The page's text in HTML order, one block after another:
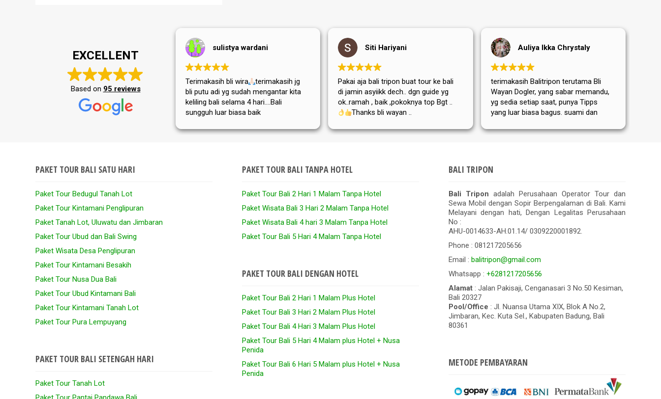
EXCELLENT
Based on 95 reviews
sulistya wardani
Terimakasih bli wira
terimakasih jg
bli putu adi yg sudah mengantar kita
keliling bali selama 4 hari....Bali
sungguh luar biasa baik
tempat wisatanya....semoga tripon
Siti Hariyani
Pakai aja bali tripon buat tour ke bali
di jamin asyiikk dech.. dgn guide yg
ok..ramah , baik ,pokoknya top Bgt ..
Thanks bli wayan ..
Auliya Ikka Chrystaly
terimakasih Balitripon terutama Bli
Wayan Dogler, yang sabar memandu,
yg sedia setiap saat, punya Tipps
yang luar biasa bagus. suami dan
sangat puas dan senang ditemanin
PAKET TOUR BALI SATU HARI
Paket Tour Bedugul Tanah Lot
Paket Tour Kintamani Penglipuran
Paket Tanah Lot, Uluwatu dan Jimbaran
Paket Tour Ubud dan Bali Swing
Paket Wisata Desa Penglipuran
Paket Tour Kintamani Besakih
Paket Tour Nusa Dua Bali
Paket Tour Ubud Kintamani Bali
Paket Tour Kintamani Tanah Lot
Paket Tour Pura Lempuyang
PAKET TOUR BALI SETENGAH HARI
Paket Tour Tanah Lot
PAKET TOUR BALI TANPA HOTEL
Paket Tour Bali 2 Hari 1 Malam Tanpa Hotel
Paket Wisata Bali 3 Hari 2 Malam Tanpa Hotel
Paket Wisata Bali 4 hari 3 Malam Tanpa Hotel
Paket Tour Bali 5 Hari 4 Malam Tanpa Hotel
PAKET TOUR BALI DENGAN HOTEL
Paket Tour Bali 2 Hari 1 Malam Plus Hotel
Paket Tour Bali 3 Hari 2 Malam Plus Hotel
Paket Tour Bali 4 Hari 3 Malam Plus Hotel
Paket Tour Bali 5 Hari 4 Malam plus Hotel + Nusa
Penida
Paket Tour Bali 6 Hari 5 Malam plus Hotel + Nusa
Penida
BALI TRIPON
Bali Tripon adalah Perusahaan Operator Tour dan
Sewa Mobil dengan Sopir Berpengalaman di Bali. Kami
Melayani dengan hati, Dengan Legalitas Perusahaan
No :
AHU-0014633-AH.01.14/ 0309220001892.
Phone : 081217205656
Email : balitripon@gmail.com
Whatsapp : +6281217205656
Alamat: Jalan Pakisaji, Cenganasari 3 No.50 Kesiman,
Bali 20327
Pool/Office : Jl. Nuansa Utama XIX, Blok A No.2,
Jimbaran, Kec. Kuta Sel., Kabupaten Badung, Bali
80361
METODE PEMBAYARAN